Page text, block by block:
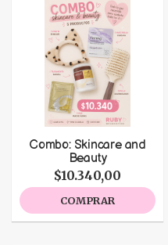
Combo: Skincare and
Beauty
$10.340,00
COMPRAR